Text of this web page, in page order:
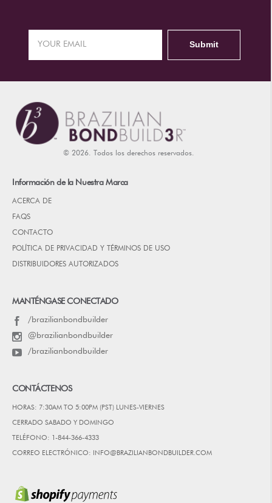
© 2026. Todos los derechos reservados.
Información de la Nuestra Marca
ACERCA DE
FAQS
CONTACTO
POLÍTICA DE PRIVACIDAD Y TÉRMINOS DE USO
DISTRIBUIDORES AUTORIZADOS
MANTÉNGASE CONECTADO
/brazilianbondbuilder
@brazilianbondbuilder
/brazilianbondbuilder
CONTÁCTENOS
HORAS: 7:30AM TO 5:00PM (PST) LUNES-VIERNES
CERRADO SABADO Y DOMINGO
TELÉFONO: 1-844-366-4333
CORREO ELECTRÓNICO: INFO@BRAZILIANBONDBUILDER.COM